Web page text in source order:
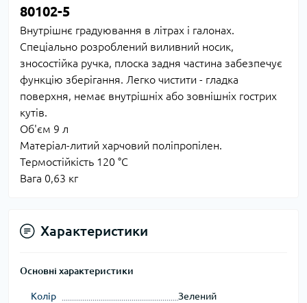
80102-5
Внутрішнє градуювання в літрах і галонах.
Спеціально розроблений виливний носик,
зносостійка ручка, плоска задня частина забезпечує
функцію зберігання. Легко чистити - гладка
поверхня, немає внутрішніх або зовнішніх гострих
кутів.
Об'єм 9 л
Матеріал-литий харчовий поліпропілен.
Термостійкість 120 °С
Вага 0,63 кг
Характеристики
Основні характеристики
Колір Зелений